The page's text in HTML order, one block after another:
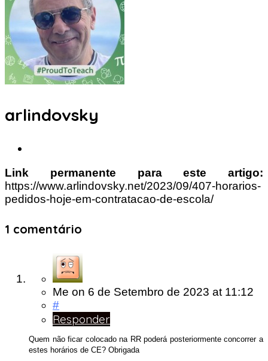
arlindovsky
Link permanente para este artigo:
https://www.arlindovsky.net/2023/09/407-horarios-
pedidos-hoje-em-contratacao-de-escola/
1 comentário
Me on 6 de Setembro de 2023 at 11:12
#
Responder
Quem não ficar colocado na RR poderá posteriormente concorrer a
estes horários de CE? Obrigada